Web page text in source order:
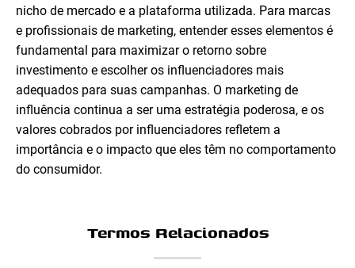
nicho de mercado e a plataforma utilizada. Para marcas
e profissionais de marketing, entender esses elementos é
fundamental para maximizar o retorno sobre
investimento e escolher os influenciadores mais
adequados para suas campanhas. O marketing de
influência continua a ser uma estratégia poderosa, e os
valores cobrados por influenciadores refletem a
importância e o impacto que eles têm no comportamento
do consumidor.
Termos Relacionados